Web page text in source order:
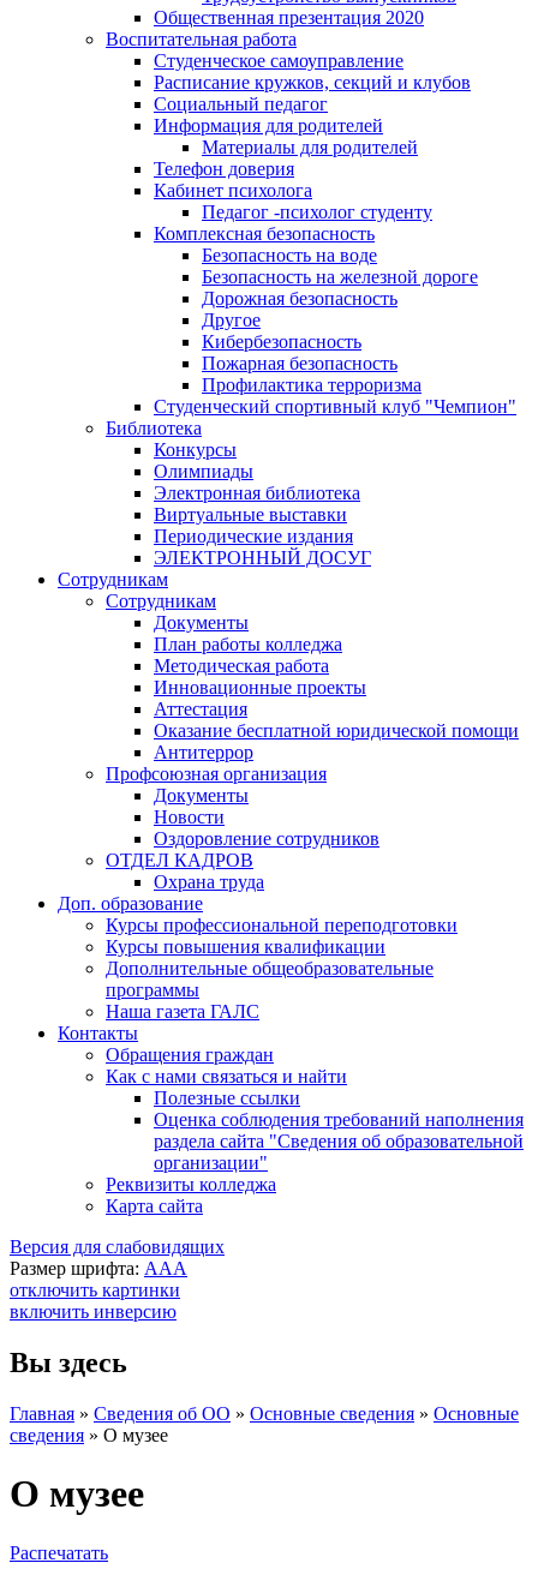
Общественная презентация 2020
Воспитательная работа
Студенческое самоуправление
Расписание кружков, секций и клубов
Социальный педагог
Информация для родителей
Материалы для родителей
Телефон доверия
Кабинет психолога
Педагог -психолог студенту
Комплексная безопасность
Безопасность на воде
Безопасность на железной дороге
Дорожная безопасность
Другое
Кибербезопасность
Пожарная безопасность
Профилактика терроризма
Студенческий спортивный клуб "Чемпион"
Библиотека
Конкурсы
Олимпиады
Электронная библиотека
Виртуальные выставки
Периодические издания
ЭЛЕКТРОННЫЙ ДОСУГ
Сотрудникам
Сотрудникам
Документы
План работы колледжа
Методическая работа
Инновационные проекты
Аттестация
Оказание бесплатной юридической помощи
Антитеррор
Профсоюзная организация
Документы
Новости
Оздоровление сотрудников
ОТДЕЛ КАДРОВ
Охрана труда
Доп. образование
Курсы профессиональной переподготовки
Курсы повышения квалификации
Дополнительные общеобразовательные
программы
Наша газета ГАЛС
Контакты
Обращения граждан
Как с нами связаться и найти
Полезные ссылки
Оценка соблюдения требований наполнения
раздела сайта "Сведения об образовательной
организации"
Реквизиты колледжа
Карта сайта
Версия для слабовидящих
Размер шрифта: AAA
отключить картинки
включить инверсию
Вы здесь
Главная » Сведения об ОО » Основные сведения » Основные
сведения » О музее
О музее
Распечатать